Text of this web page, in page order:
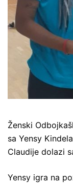
Ženski
sa Yensy
Claudije dolazi
Yensy igra na